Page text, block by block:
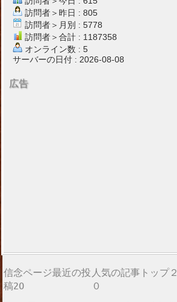
訪問者＞昨日 : 805
訪問者＞月別 : 5778
訪問者＞合計 : 1187358
オンライン数 : 5
サーバーの日付 : 2026-08-08
広告
信念ページ最近の投
稿20
人気の記事トップ２
０